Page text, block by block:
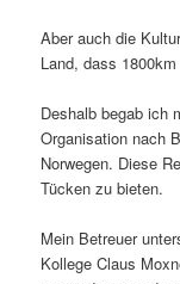
Aber auch die
Land, dass
Deshalb begab ich
Organisation nach
Norwegen. Diese
Tücken zu bieten.
Mein Betreuer
Kollege Claus